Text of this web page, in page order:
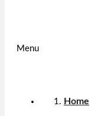
Menu
Home